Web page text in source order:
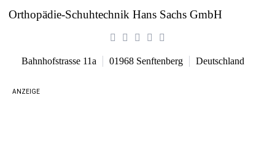
Orthopädie-Schuhtechnik Hans Sachs GmbH
Bahnhofstrasse 11a 01968 Senftenberg Deutschland
ANZEIGE